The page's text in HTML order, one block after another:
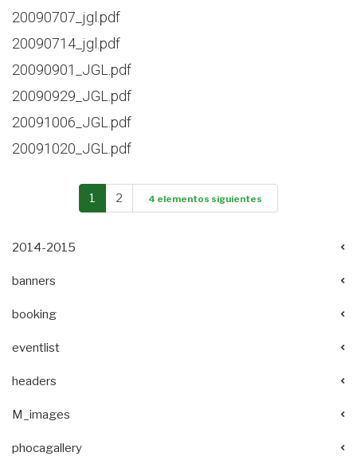
20090707_jgl.pdf
20090714_jgl.pdf
20090901_JGL.pdf
20090929_JGL.pdf
20091006_JGL.pdf
20091020_JGL.pdf
1 2 4 elementos siguientes
2014-2015
banners
booking
eventlist
headers
M_images
phocagallery